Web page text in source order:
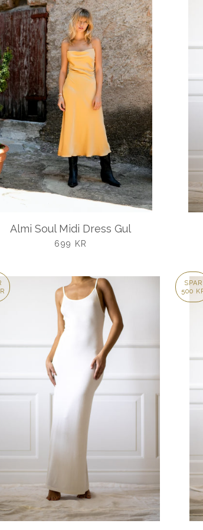
Almi Soul Midi Dress Gul
UDSALGSPRIS
699 KR
SPAR
500